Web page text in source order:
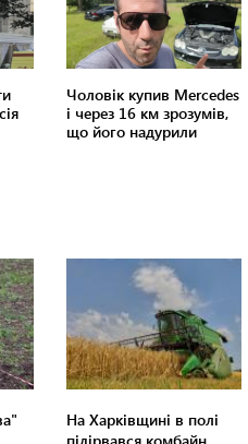
На Харківщині в полі